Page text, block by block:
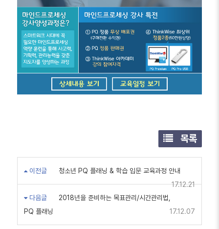
목록
이전글
청소년 PQ 플래닝 & 학습 입문 교육과정 안내
17.12.21
다음글
2018년을 준비하는 목표관리/시간관리법,
PQ 플래닝
17.12.07